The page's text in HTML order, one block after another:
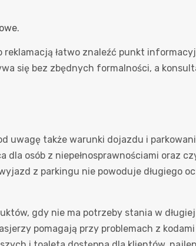
łatwo znaleźć punkt
się bez zbędnych formalności, a
uwagę także warunki dojazdu i
osób z niepełnosprawnościami oraz
z parkingu nie powoduje długiego
gdy nie ma potrzeby stania w
pomagają przy problemach z